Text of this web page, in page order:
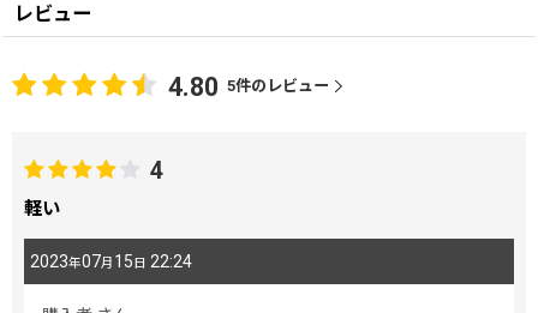
レビュー
4.80 5件のレビュー
4
軽い
2023年07月 15日 22:24